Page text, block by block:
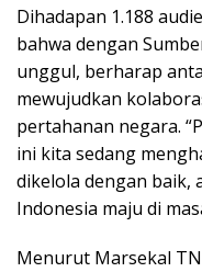
Dihadapan 1.188
bahwa dengan
unggul, berharap
mewujudkan
pertahanan negara.
ini kita sedang
dikelola dengan baik,
Indonesia maju di
Menurut Marsekal